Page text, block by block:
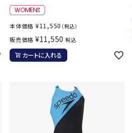
本体価格 ¥11,550 （税込）
販売価格 ¥11,550 税込
カートに入れる